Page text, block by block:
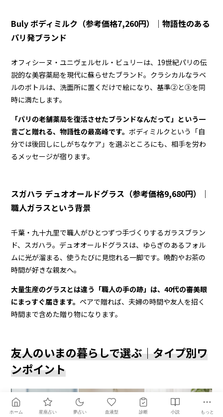
Buly ボディミルク（参考価格7,260円）｜物語性のある
パリ発ブランド
オフィシーヌ・ユニヴェルセル・ビュリーは、19世紀パリの伝
説的な美容薬局を現代に蘇らせたブランド。クラシカルなラベ
ルのボトルは、洗面所に置くだけで絵になり、基準②と③を同
時に満たします。
「パリの老舗薬局を復活させたブランドなんだって」という一
言ごと贈れる、物語性の最高峰です。ボディミルクという「自
分では後回しにしがちなケア」を選ぶところにも、相手を労わ
るメッセージが宿ります。
スガハラ デュオオールドグラス（参考価格9,680円）｜
職人ガラスという背景
千葉・九十九里で職人がひとつずつ手づくりするガラスブラン
ド、スガハラ。デュオオールドグラスは、ゆらぎのあるフォル
ムに光が溜まる、使うたびに見惚れる一脚です。晩酌やお茶の
時間が好きな親友へ。
大量生産のグラスとは違う「職人の手の跡」は、40代の審美眼
にまっすぐ届きます。 ペアで贈れば、夫婦の時間や友人を招く
時間まで含めた贈り物になります。
友人のいまの暮らしで選ぶ｜タイプ別ワ
ンポイント
ホーム 星座占い 夢占い 血液型 診断 小説 もっと